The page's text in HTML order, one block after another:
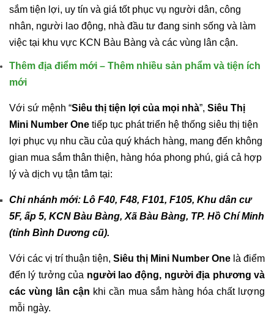
sắm tiện lợi, uy tín và giá tốt phục vụ người dân, công
nhân, người lao động, nhà đầu tư đang sinh sống và làm
việc tại khu vực KCN Bàu Bàng và các vùng lân cận.
Thêm địa điểm mới – Thêm nhiều sản phẩm và tiện ích
mới
Với sứ mệnh “Siêu thị tiện lợi của mọi nhà”, Siêu Thị
Mini Number One tiếp tục phát triển hệ thống siêu thị tiện
lợi phục vụ nhu cầu của quý khách hàng, mang đến không
gian mua sắm thân thiện, hàng hóa phong phú, giá cả hợp
lý và dịch vụ tận tâm tại:
Chi nhánh mới: Lô F40, F48, F101, F105, Khu dân cư
5F, ấp 5, KCN Bàu Bàng, Xã Bàu Bàng, TP. Hồ Chí Minh
(tỉnh Bình Dương cũ).
Với các vị trí thuận tiện, Siêu thị Mini Number One là điểm
đến lý tưởng của người lao động, người địa phương và
các vùng lân cận khi cần mua sắm hàng hóa chất lượng
mỗi ngày.